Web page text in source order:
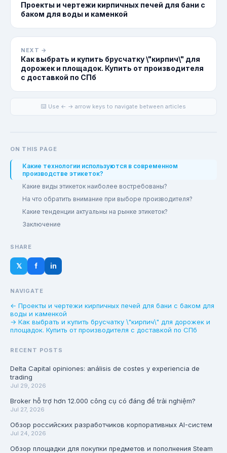
Проекты и чертежи кирпичных печей для бани с
баком для воды и каменкой
NEXT →
Как выбрать и купить брусчатку \"кирпич\" для
дорожек и площадок. Купить от производителя
с доставкой по СПб
⌨️ Use ← → arrow keys to navigate between articles
ON THIS PAGE
Какие технологии используются в современном
производстве этикеток?
Какие виды этикеток наиболее востребованы?
На что обратить внимание при выборе производителя?
Какие тенденции актуальны на рынке этикеток?
Заключение
SHARE
𝕏 f in
NAVIGATE
← Проекты и чертежи кирпичных печей для бани с баком для
воды и каменкой
→ Как выбрать и купить брусчатку \"кирпич\" для дорожек и
площадок. Купить от производителя с доставкой по СПб
RECENT POSTS
Delta Capital opiniones: análisis de costes y experiencia de
trading
Jul 29, 2026
Broker hỗ trợ hơn 12.000 công cụ có đáng để trải nghiệm?
Jul 27, 2026
Обзор российских разработчиков корпоративных AI-систем
Jul 24, 2026
Обзор площадки для покупки предметов и пополнения Steam